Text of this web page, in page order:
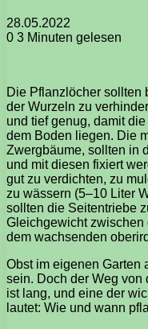
28.05.2022
0 3 Minuten gelesen
Die Pflanzlöcher sollten
der Wurzeln zu
und tief genug, damit
dem Boden liegen. Die
Zwergbäume, sollten in
und mit diesen fixiert
gut zu verdichten, zu
zu wässern (5–10 Liter
sollten die Seitentriebe
Gleichgewicht zwischen
dem wachsenden
Obst im eigenen Garten
sein. Doch der Weg von
ist lang, und eine der
lautet: Wie und wann